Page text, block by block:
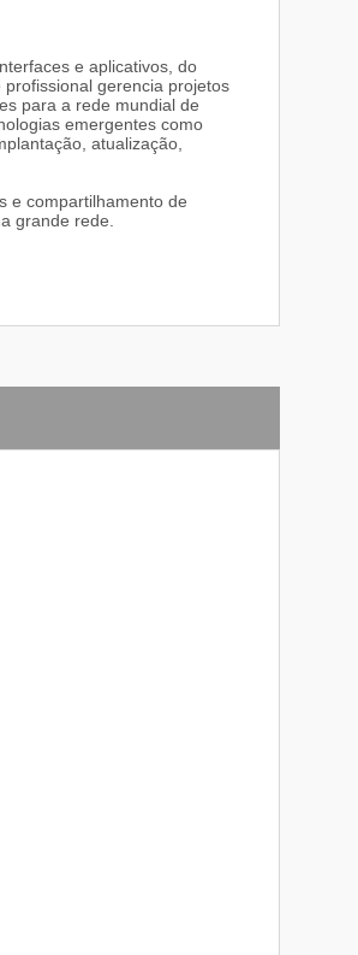
e aplicativos, do
gerencia projetos
para a rede mundial de
emergentes como
atualização,
e compartilhamento de
grande rede.
com atuação em
as principais empregadoras
de desenvolvimento e
graduação ou seguir a
novas tecnologias na área
públicas e privadas, na
sua marca, comércio
sociais, houve um
desenvolver novos
aplicações utilizadas pelas
servindo-se para isso,
também para a segurança
das empresas com
até a outra ponta onde
técnico encurta
a "informática é o
falta de cem mil técnicos
o maior número de